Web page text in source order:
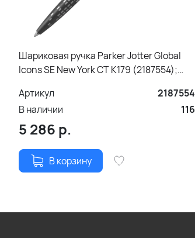
Шариковая ручка Parker Jotter Global
Icons SE New York CT K179 (2187554);
Артикул
2187554
В наличии
116
5 286 р.
В корзину